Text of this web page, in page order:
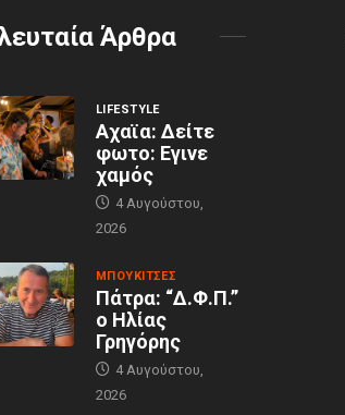
Άρθρα
LIFESTYLE
Αχαϊα: Δείτε
φωτο: Εγινε
χαμός
4 Αυγούστου,
2026
MΠΟΥΚΊΤΣΕΣ
Πάτρα: “Δ.Φ.Π.”
ο Ηλίας
Γρηγόρης
4 Αυγούστου,
2026